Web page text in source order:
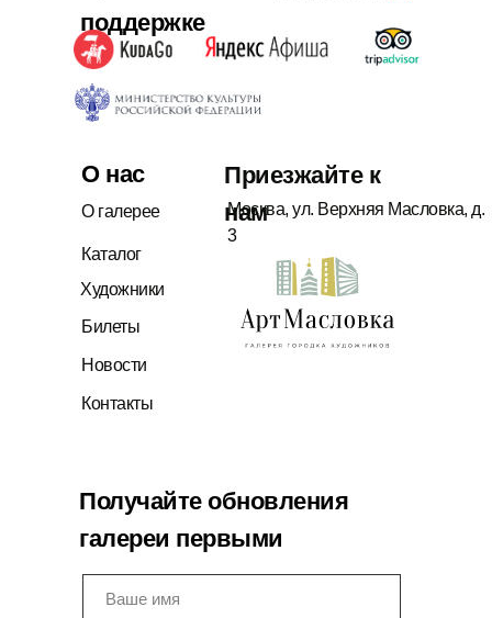
О галерее
Каталог
Билеты
Новости
Контакты
О нас
Приезжайте к
нам
Москва, ул. Верхняя Масловка, д.
3
Получайте обновления
галереи первыми
поддержке
Художники